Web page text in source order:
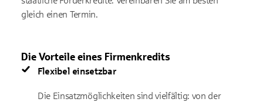
gleich einen Termin.
Die Vorteile eines Firmenkredits
Flexibel einsetzbar
Die Einsatzmöglichkeiten sind vielfältig: von der